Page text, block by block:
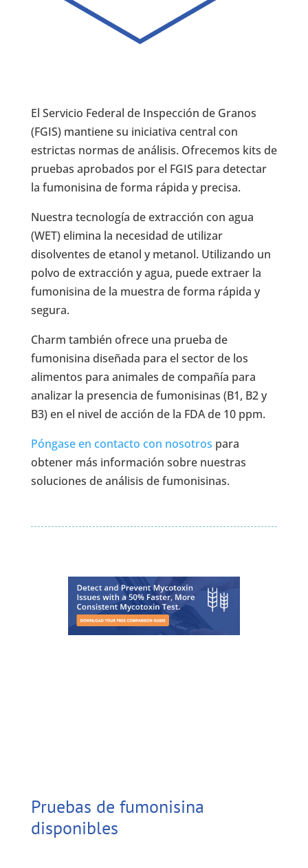
El Servicio Federal de Inspección de Granos
(FGIS) mantiene su iniciativa central con
estrictas normas de análisis. Ofrecemos kits de
pruebas aprobados por el FGIS para detectar
la fumonisina de forma rápida y precisa.
Nuestra tecnología de extracción con agua
(WET) elimina la necesidad de utilizar
disolventes de etanol y metanol. Utilizando un
polvo de extracción y agua, puede extraer la
fumonisina de la muestra de forma rápida y
segura.
Charm también ofrece una prueba de
fumonisina diseñada para el sector de los
alimentos para animales de compañía para
analizar la presencia de fumonisinas (B1, B2 y
B3) en el nivel de acción de la FDA de 10 ppm.
Póngase en contacto con nosotros para
obtener más información sobre nuestras
soluciones de análisis de fumonisinas.
Pruebas de fumonisina
disponibles